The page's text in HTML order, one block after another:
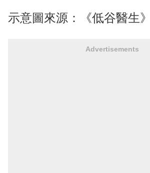
示意圖來源：《低谷醫生
Advertisements